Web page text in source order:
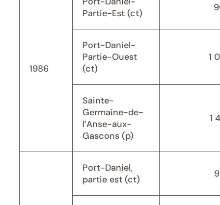
1986
Partie-Est (ct)
Port-Daniel-
Partie-Ouest
(ct)
1
Sainte-
Germaine-de-
l’Anse-aux-
Gascons (p)
1
Port-Daniel,
partie est (ct)